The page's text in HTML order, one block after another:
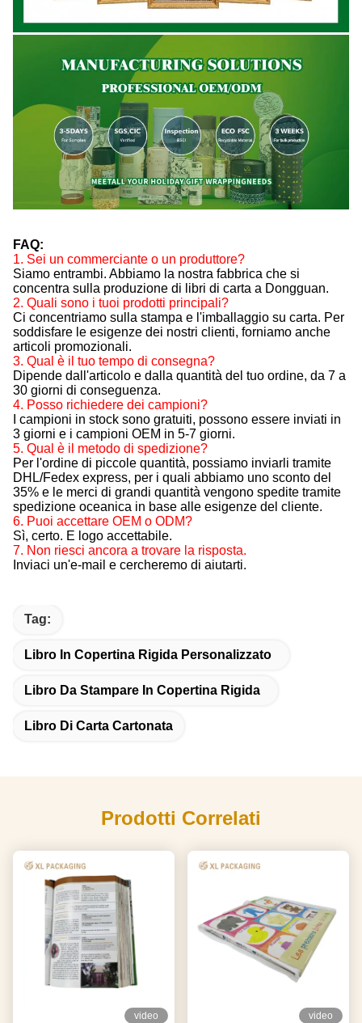
FAQ:
1. Sei un commerciante o un produttore?
Siamo entrambi. Abbiamo la nostra fabbrica che si
concentra sulla produzione di libri di carta a Dongguan.
2. Quali sono i tuoi prodotti principali?
Ci concentriamo sulla stampa e l'imballaggio su carta. Per
soddisfare le esigenze dei nostri clienti, forniamo anche
articoli promozionali.
3. Qual è il tuo tempo di consegna?
Dipende dall'articolo e dalla quantità del tuo ordine, da 7 a
30 giorni di conseguenza.
4. Posso richiedere dei campioni?
I campioni in stock sono gratuiti, possono essere inviati in
3 giorni e i campioni OEM in 5-7 giorni.
5. Qual è il metodo di spedizione?
Per l'ordine di piccole quantità, possiamo inviarli tramite
DHL/Fedex express, per i quali abbiamo uno sconto del
35% e le merci di grandi quantità vengono spedite tramite
spedizione oceanica in base alle esigenze del cliente.
6. Puoi accettare OEM o ODM?
Sì, certo. E logo accettabile.
7. Non riesci ancora a trovare la risposta.
Inviaci un'e-mail e cercheremo di aiutarti.
Tag:
Libro In Copertina Rigida Personalizzato
Libro Da Stampare In Copertina Rigida
Libro Di Carta Cartonata
Prodotti Correlati
video video